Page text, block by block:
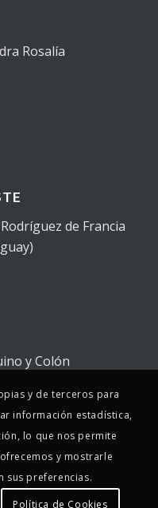
Rosalía
de Francia
y Colón
y de terceros para
información estadística,
lo que nos permite
y mostrarle
sus preferencias.
Política de Cookies